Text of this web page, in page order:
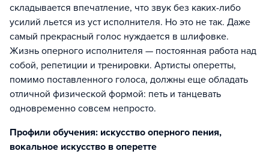
складывается впечатление, что звук без каких-либо
усилий льется из уст исполнителя. Но это не так. Даже
самый прекрасный голос нуждается в шлифовке.
Жизнь оперного исполнителя — постоянная работа над
собой, репетиции и тренировки. Артисты оперетты,
помимо поставленного голоса, должны еще обладать
отличной физической формой: петь и танцевать
одновременно совсем непросто.
Профили обучения: искусство оперного пения,
вокальное искусство в оперетте